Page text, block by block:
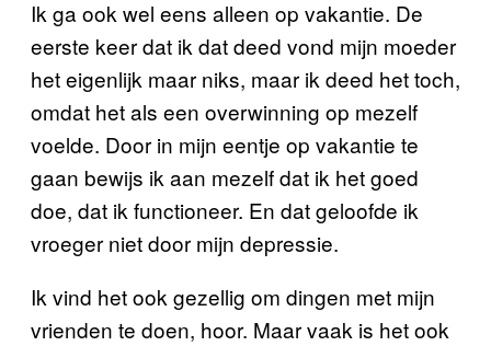
Ik ga ook wel eens alleen op vakantie. De
eerste keer dat ik dat deed vond mijn moeder
het eigenlijk maar niks, maar ik deed het toch,
omdat het als een overwinning op mezelf
voelde. Door in mijn eentje op vakantie te
gaan bewijs ik aan mezelf dat ik het goed
doe, dat ik functioneer. En dat geloofde ik
vroeger niet door mijn depressie.
Ik vind het ook gezellig om dingen met mijn
vrienden te doen, hoor. Maar vaak is het ook